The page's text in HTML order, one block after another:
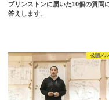
プリンストンに届いた10個の質問
答えします。
公開メ